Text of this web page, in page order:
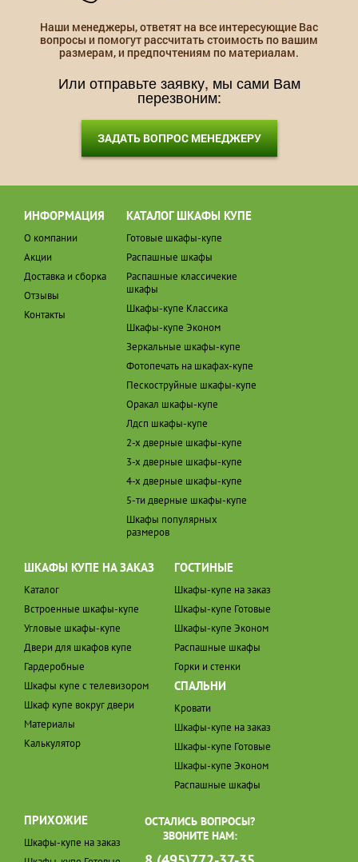
Наши менеджеры, ответят на все интересующие Вас
вопросы и помогут рассчитать стоимость по вашим
размерам, и предпочтениям по материалам.
Или отправьте заявку, мы сами Вам
перезвоним:
ЗАДАТЬ ВОПРОС МЕНЕДЖЕРУ
ИНФОРМАЦИЯ
О компании
Акции
Доставка и сборка
Отзывы
Контакты
КАТАЛОГ ШКАФЫ КУПЕ
Готовые шкафы-купе
Распашные шкафы
Распашные классичекие
шкафы
Шкафы-купе Классика
Шкафы-купе Эконом
Зеркальные шкафы-купе
Фотопечать на шкафах-купе
Пескоструйные шкафы-купе
Оракал шкафы-купе
Лдсп шкафы-купе
2-х дверные шкафы-купе
3-х дверные шкафы-купе
4-х дверные шкафы-купе
5-ти дверные шкафы-купе
Шкафы популярных
размеров
ШКАФЫ КУПЕ НА ЗАКАЗ
Каталог
Встроенные шкафы-купе
Угловые шкафы-купе
Двери для шкафов купе
Гардеробные
Шкафы купе с телевизором
Шкаф купе вокруг двери
Материалы
Калькулятор
ГОСТИНЫЕ
Шкафы-купе на заказ
Шкафы-купе Готовые
Шкафы-купе Эконом
Распашные шкафы
Горки и стенки
СПАЛЬНИ
Кровати
Шкафы-купе на заказ
Шкафы-купе Готовые
Шкафы-купе Эконом
Распашные шкафы
ПРИХОЖИЕ
Шкафы-купе на заказ
ОСТАЛИСЬ ВОПРОСЫ?
ЗВОНИТЕ НАМ: